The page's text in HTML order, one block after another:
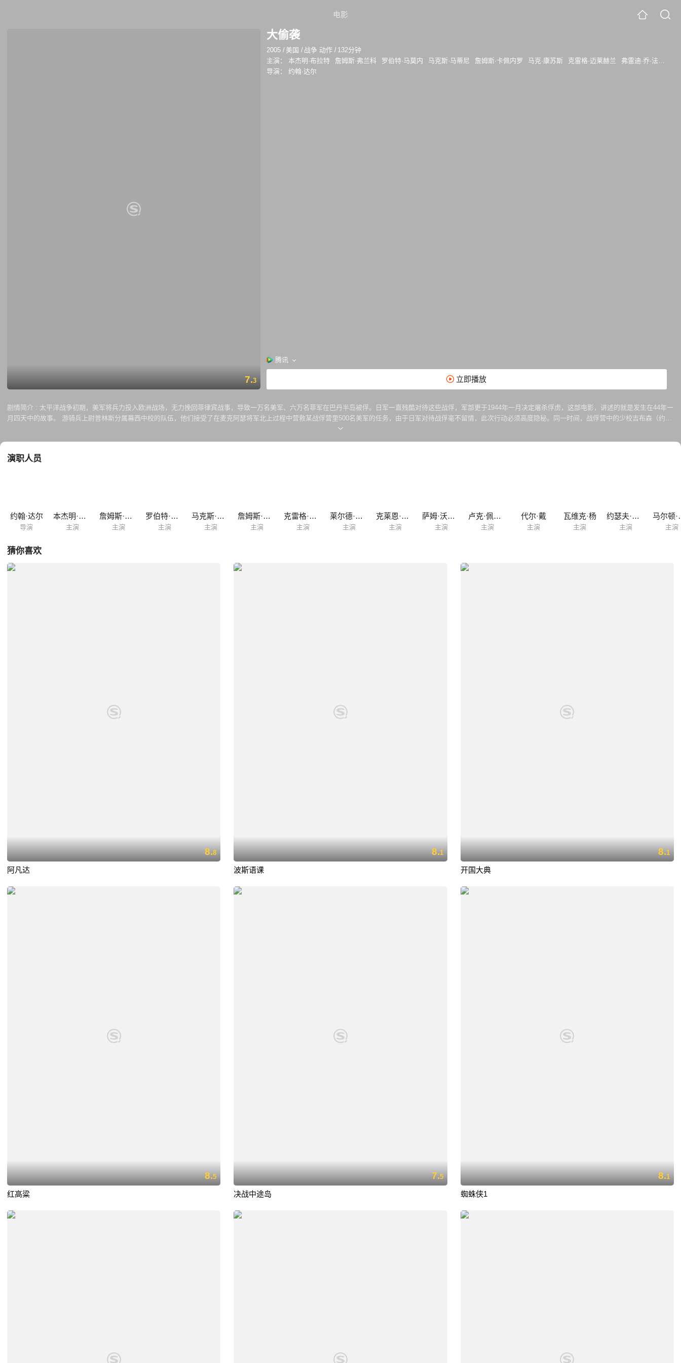
电影
7.3
大偷袭
2005 / 美国 / 战争 动作 / 132分钟
主演：
本杰明·布拉特 詹姆斯·弗兰科 罗伯特·马莫内 马克斯·马蒂尼 詹姆斯·卡佩内罗 马克·康苏斯 克雷格·迈莱赫兰
弗雷迪·乔·法恩斯沃思
导演：
约翰·达尔
腾讯
立即播放
剧情简介 : 太平洋战争初期，美军将兵力投入欧洲战场，无力挽回菲律宾战事，导致一万名美军、六万名菲军在巴丹半岛被俘。日军一直残酷对待这些战俘，军部更于1944年一月决定屠杀俘虏，这部电影，讲述的就是发生在44年一
月四天中的故事。 游骑兵上尉普林斯分属幕西中校的队伍，他们接受了在麦克阿瑟将军北上过程中营救某战俘营里500名美军的任务，由于日军对待战俘毫不留情，此次行动必须高度隐秘。同一时间，战俘营中的少校吉布森（约瑟
夫费因斯 Joseph Fiennes 饰）正艰难的为生存和获取外界信息而努力，虽然当地有护士玛格丽特等人想法设法为战俘提供帮助，但缺药的状况一直存在。为执行屠杀命令，宪兵军官长井接管了战俘营，而战俘营外，游骑兵战士们
演职人员
约翰·达尔
导演
本杰明·布拉特
主演
詹姆斯·弗兰科
主演
罗伯特·马莫内
主演
马克斯·马蒂尼
主演
詹姆斯·卡佩内罗
主演
克雷格·迈莱赫兰
主演
莱尔德·曼辛托斯
主演
克莱恩·克劳福德
主演
萨姆·沃辛顿
主演
卢克·佩格勒
主演
代尔·戴
主演
瓦维克·杨
主演
约瑟夫·费因斯
主演
马
主演
猜你喜欢
8.8
阿凡达
8.1
波斯语课
8.1
开国大典
8.5
红高粱
7.5
决战中途岛
8.1
蜘蛛侠1